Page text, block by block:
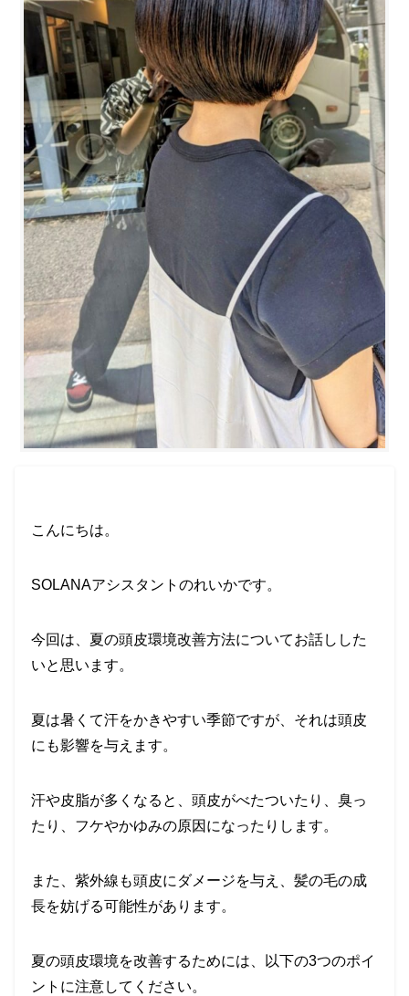
こんにちは。
SOLANAアシスタントのれいかです。
今回は、夏の頭皮環境改善方法についてお話しした
いと思います。
夏は暑くて汗をかきやすい季節ですが、それは頭皮
にも影響を与えます。
汗や皮脂が多くなると、頭皮がべたついたり、臭っ
たり、フケやかゆみの原因になったりします。
また、紫外線も頭皮にダメージを与え、髪の毛の成
長を妨げる可能性があります。
夏の頭皮環境を改善するためには、以下の3つのポイ
ントに注意してください。